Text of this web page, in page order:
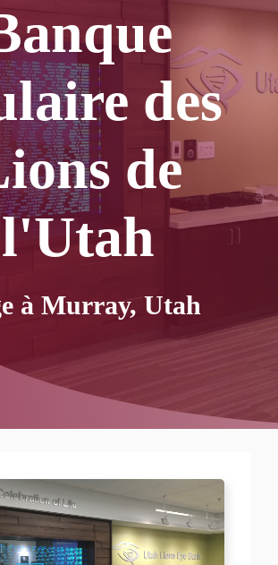
des
de
l'Utah
à Murray, Utah